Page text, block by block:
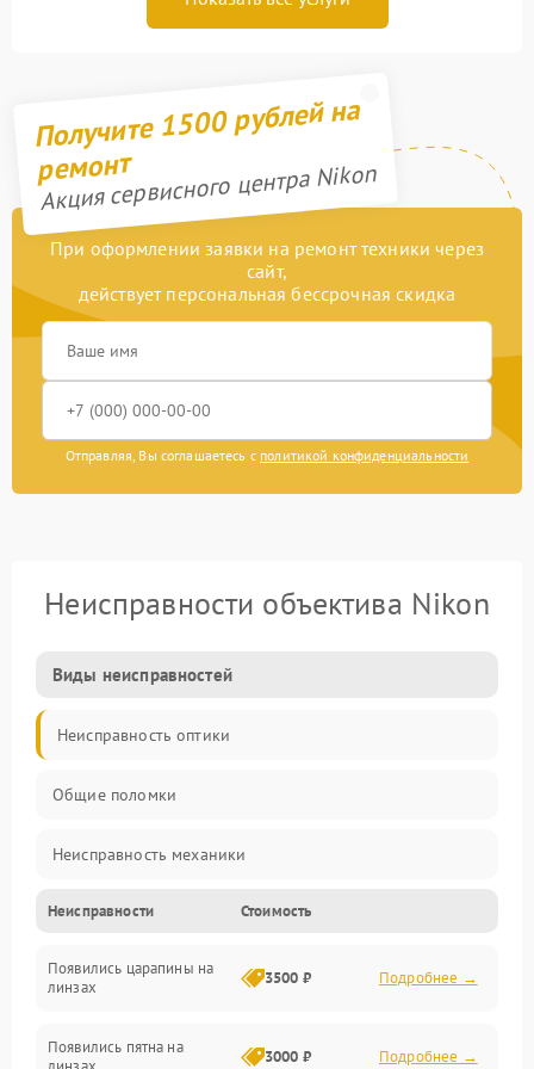
Получите 1500 рублей на
ремонт
Акция сервисного центра Nikon
При оформлении заявки на ремонт техники через
сайт,
действует персональная бессрочная скидка
Отправляя, Вы соглашаетесь с политикой конфиденциальности
Неисправности объектива Nikon
Виды неисправностей
Неисправность оптики
Общие поломки
Неисправность механики
Неисправность электроники (если объектив с мотором/
Прочие неисправности
Неисправности Стоимость
Появились царапины на
линзах
3500 ₽ Подробнее →
Появились пятна на
3000 ₽ Подробнее →